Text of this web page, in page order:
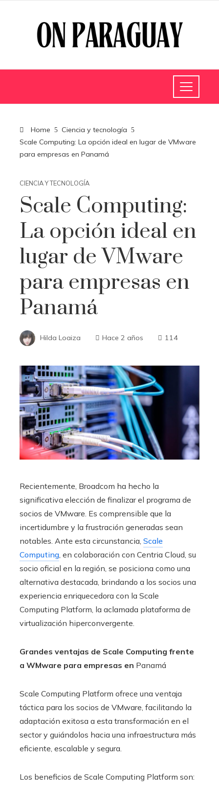
Home
Ciencia y tecnología
Scale Computing: La opción ideal en lugar de VMware
para empresas en Panamá
CIENCIA Y TECNOLOGÍA
Scale Computing:
La opción ideal en
lugar de VMware
para empresas en
Panamá
Hilda Loaiza Hace 2 años 114
Recientemente, Broadcom ha hecho la
significativa elección de finalizar el programa de
socios de VMware. Es comprensible que la
incertidumbre y la frustración generadas sean
notables. Ante esta circunstancia, Scale
Computing, en colaboración con Centria Cloud, su
socio oficial en la región, se posiciona como una
alternativa destacada, brindando a los socios una
experiencia enriquecedora con la Scale
Computing Platform, la aclamada plataforma de
virtualización hiperconvergente.
Grandes ventajas de Scale Computing frente
a WMware para empresas en Panamá
Scale Computing Platform ofrece una ventaja
táctica para los socios de VMware, facilitando la
adaptación exitosa a esta transformación en el
sector y guiándolos hacia una infraestructura más
eficiente, escalable y segura.
Los beneficios de Scale Computing Platform son: